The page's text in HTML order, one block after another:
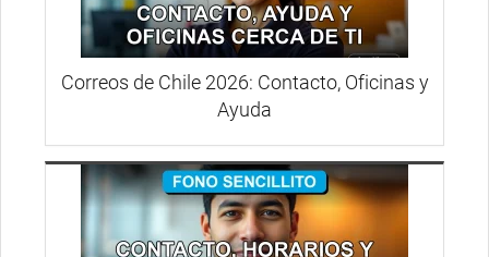
Correos de Chile 2026: Contacto, Oficinas y
Ayuda